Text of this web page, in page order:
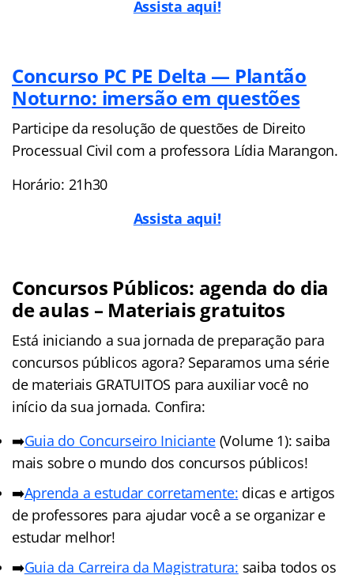
Assista aqui!
Concurso PC PE Delta — Plantão
Noturno: imersão em questões
Participe da resolução de questões de Direito
Processual Civil com a professora Lídia Marangon.
Horário: 21h30
Assista aqui!
Concursos Públicos: agenda do dia
de aulas – Materiais gratuitos
Está iniciando a sua jornada de preparação para
concursos públicos agora? Separamos uma série
de materiais GRATUITOS para auxiliar você no
início da sua jornada. Confira:
➡️Guia do Concurseiro Iniciante(Volume 1): saiba
mais sobre o mundo dos concursos públicos!
➡️Aprenda a estudar corretamente: dicas e artigos
de professores para ajudar você a se organizar e
estudar melhor!
➡️Guia da Carreira da Magistratura: saiba todos os